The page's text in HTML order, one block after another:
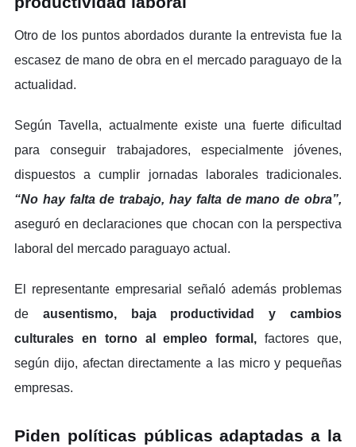
Otro de los puntos abordados durante la entrevista fue la
escasez de mano de obra en el mercado paraguayo de la
actualidad.
Según Tavella, actualmente existe una fuerte dificultad
para conseguir trabajadores, especialmente jóvenes,
dispuestos a cumplir jornadas laborales tradicionales.
“No hay falta de trabajo, hay falta de mano de obra”,
aseguró en declaraciones que chocan con la perspectiva
laboral del mercado paraguayo actual.
El representante empresarial señaló además problemas
de ausentismo, baja productividad y cambios
culturales en torno al empleo formal, factores que,
según dijo, afectan directamente a las micro y pequeñas
empresas.
Piden políticas públicas adaptadas a la